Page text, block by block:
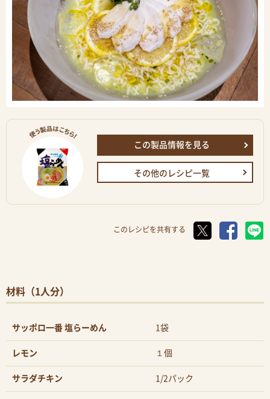
この製品情報を見る
その他のレシピ一覧
このレシピを共有する
材料（1人分）
サッポロ一番 塩らーめん 1袋
レモン １個
サラダチキン 1/2パック